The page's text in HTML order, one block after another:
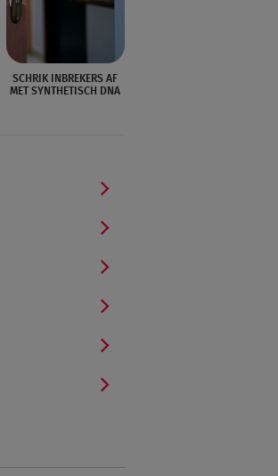
SCHRIK INBREKERS AF
MET SYNTHETISCH DNA